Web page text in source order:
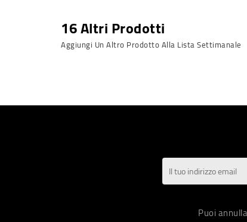
16 Altri Prodotti
Aggiungi Un Altro Prodotto Alla Lista Settimanale
Puoi